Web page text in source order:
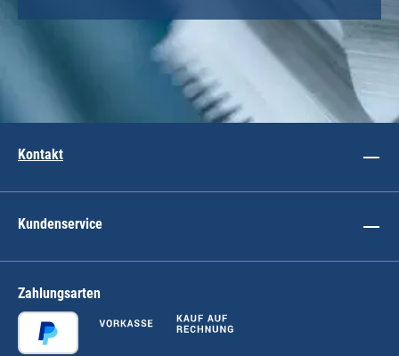
Kontakt
Kundenservice
Zahlungsarten